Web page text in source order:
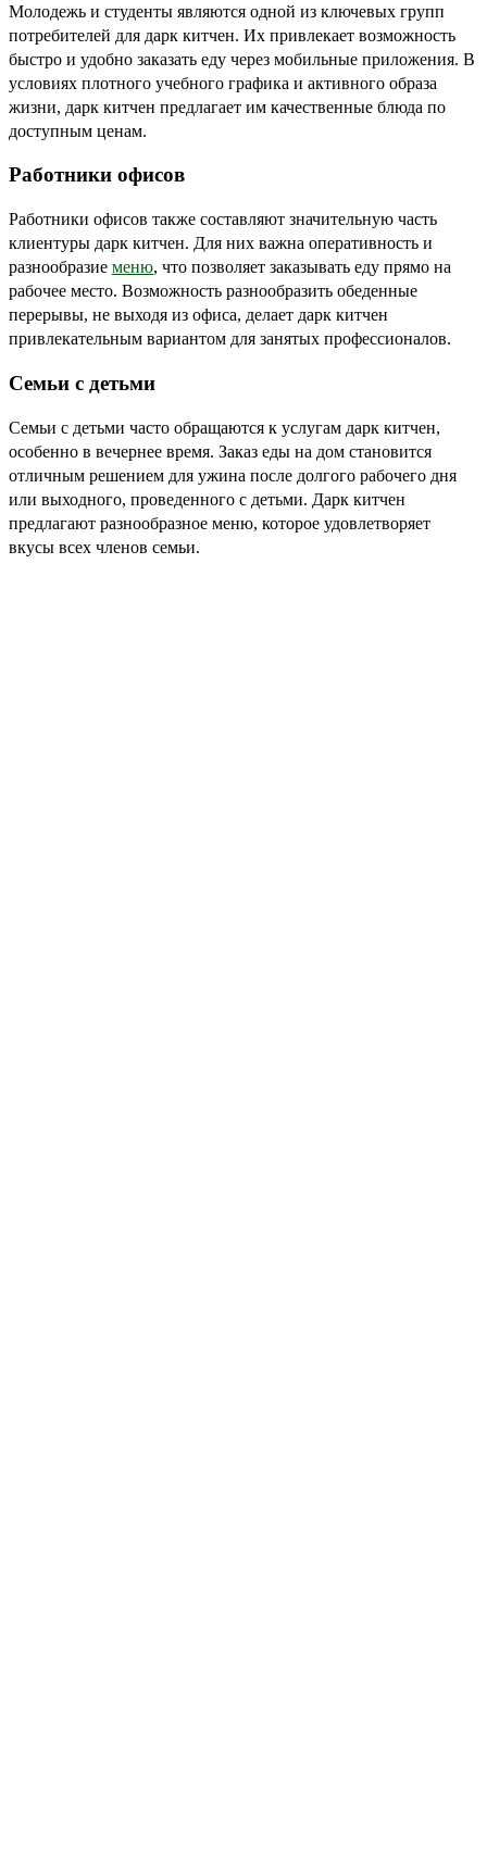
Молодежь и студенты являются одной из ключевых групп
потребителей для дарк китчен. Их привлекает возможность
быстро и удобно заказать еду через мобильные приложения. В
условиях плотного учебного графика и активного образа
жизни, дарк китчен предлагает им качественные блюда по
доступным ценам.
Работники офисов
Работники офисов также составляют значительную часть
клиентуры дарк китчен. Для них важна оперативность и
разнообразие меню, что позволяет заказывать еду прямо на
рабочее место. Возможность разнообразить обеденные
перерывы, не выходя из офиса, делает дарк китчен
привлекательным вариантом для занятых профессионалов.
Семьи с детьми
Семьи с детьми часто обращаются к услугам дарк китчен,
особенно в вечернее время. Заказ еды на дом становится
отличным решением для ужина после долгого рабочего дня
или выходного, проведенного с детьми. Дарк китчен
предлагают разнообразное меню, которое удовлетворяет
вкусы всех членов семьи.